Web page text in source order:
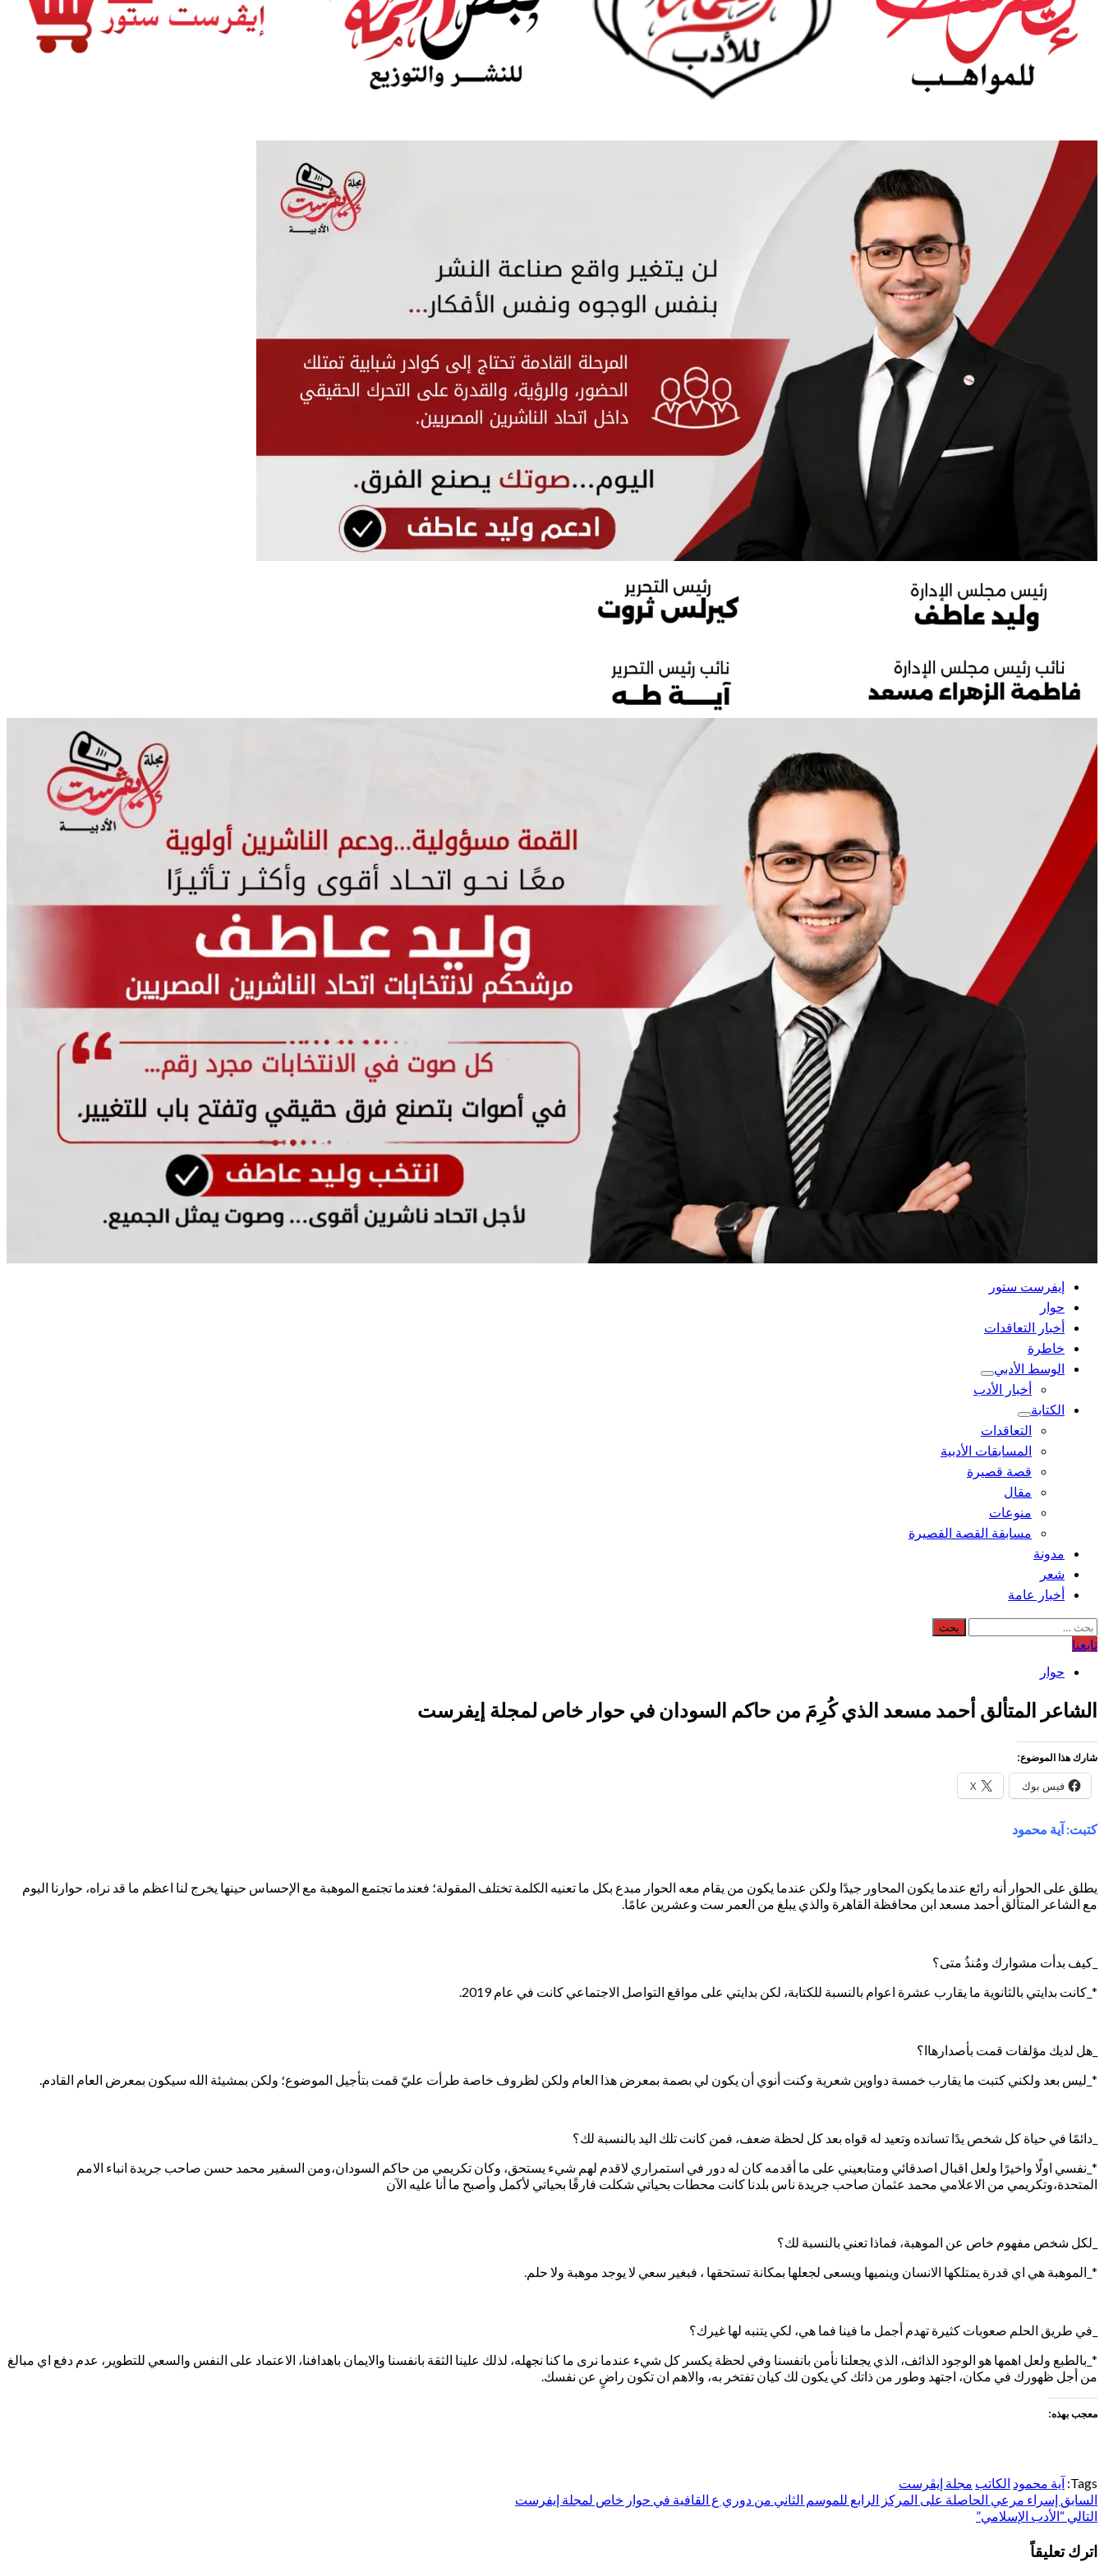
القائمة
الرئيسية
إيفرست ستور
حوار
أخبار التعاقدات
خاطرة
الوسط الأدبي
أخبار الأدب
الكتابة
التعاقدات
المسابقات الأدبية
قصة قصيرة
مقال
منوعات
مسابقة القصة القصيرة
مدونة
شعر
أخبار عامة
البحث
عن:
تابعنا
حوار
الشاعر المتألق أحمد مسعد الذي كُرِمَ من حاكم السودان في حوار خاص لمجلة إيفرست
شارك هذا الموضوع:
فيس بوك X
كتبت: آية محمود
يطلق على الحوار أنه رائع عندما يكون المحاور جيدًا ولكن عندما يكون من يقام معه الحوار مبدع بكل ما تعنيه الكلمة تختلف المقولة؛ فعندما تجتمع الموهبة مع الإحساس حينها يخرج لنا اعظم ما قد نراه، حوارنا اليوم
مع الشاعر المتألق أحمد مسعد ابن محافظة القاهرة والذي يبلغ من العمر ست وعشرين عامًا.
_كيف بدأت مشوارك ومُنذُ متى؟
*_كانت بدايتي بالثانوية ما يقارب عشرة اعوام بالنسبة للكتابة، لكن بدايتي على مواقع التواصل الاجتماعي كانت في عام 2019.
_هل لديك مؤلفات قمت بأصدارهاا؟
*_ليس بعد ولكني كتبت ما يقارب خمسة دواوين شعرية وكنت أنوي أن يكون لي بصمة بمعرض هذا العام ولكن لظروف خاصة طرأت عليّ قمت بتأجيل الموضوع؛ ولكن بمشيئة الله سيكون بمعرض العام القادم.
_دائمًا في حياة كل شخص يدًا تسانده وتعيد له قواه بعد كل لحظة ضعف، فمن كانت تلك اليد بالنسبة لك؟
*_نفسي اولًا واخيرًا ولعل اقبال اصدقائي ومتابعيني على ما أقدمه كان له دور في استمراري لاقدم لهم شيء يستحق، وكان تكريمي من حاكم السودان،ومن السفير محمد حسن صاحب جريدة انباء الامم
المتحدة،وتكريمي من الاعلامي محمد عثمان صاحب جريدة ناس بلدنا كانت محطات بحياتي شكلت فارقًا بحياتي لأكمل وأصبح ما أنا عليه الآن
_لكل شخص مفهوم خاص عن الموهبة، فماذا تعني بالنسبة لك؟
*_الموهبة هي اي قدرة يمتلكها الانسان وينميها ويسعى لجعلها بمكانة تستحقها ، فبغير سعي لا يوجد موهبة ولا حلم.
_في طريق الحلم صعوبات كثيرة تهدم أجمل ما فينا فما هي، لكي يتنبه لها غيرك؟
*_بالطبع ولعل اهمها هو الوجود الذائف، الذي يجعلنا نأمن بانفسنا وفي لحظة يكسر كل شيء عندما نرى ما كنا نجهله، لذلك علينا الثقة بانفسنا والايمان باهدافنا، الاعتماد على النفس والسعي للتطوير، عدم دفع اي مبالغ
من أجل ظهورك في مكان، اجتهد وطور من ذاتك كي يكون لك كيان تفتخر به، والاهم ان تكون راضٍ عن نفسك.
معجب بهذه:
Tags: آية محمود الكاتب مجلة إيڤرست
تصفّح
المقالات
السابق إسراء مرعي الحاصلة على المركز الرابع للموسم الثاني من دوري ع القافية في حوار خاص لمجلة إيفرست
التالي “الأدب الإسلامي”
اترك تعليقاً